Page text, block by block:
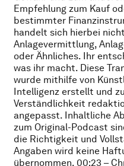
Empfehlung zum Kauf
bestimmter
handelt sich hierbei
Anlagevermittlung,
oder Ähnliches. Ihr
was ihr macht. Diese
wurde mithilfe von
Intelligenz erstellt und
Verständlichkeit
angepasst. Inhaltliche
zum Original-Podcast
die Richtigkeit und
Angaben wird keine
übernommen. 00:23 –